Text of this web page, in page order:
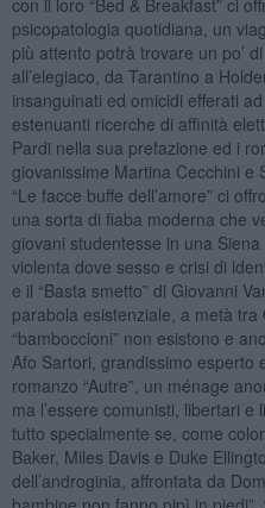
psicopatologia quotidiana, un
più attento potrà trovare un po’
all’elegiaco, da Tarantino a
insanguinati ed omicidi efferati
estenuanti ricerche di affinità
Pardi nella sua prefazione ed i
giovanissime Martina Cecchini e
“Le facce buffe dell’amore” ci
una sorta di fiaba moderna che
giovani studentesse in una
violenta dove sesso e crisi di
e il “Basta smetto” di Giovanni
parabola esistenziale, a metà
“bamboccioni” non esistono e
Afo Sartori, grandissimo esperto
romanzo “Autre”, un ménage
ma l’essere comunisti, libertari
tutto specialmente se, come
Baker, Miles Davis e Duke
dell’androginia, affrontata da